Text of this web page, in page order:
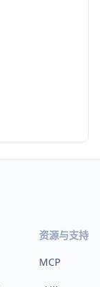
资源与支持
MCP